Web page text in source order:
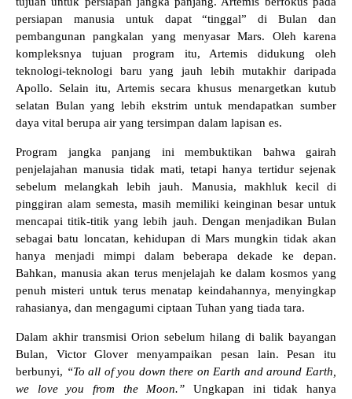
persiapan manusia untuk dapat “tinggal” di Bulan dan
pembangunan pangkalan yang menyasar Mars. Oleh karena
kompleksnya tujuan program itu, Artemis didukung oleh
teknologi-teknologi baru yang jauh lebih mutakhir daripada
Apollo. Selain itu, Artemis secara khusus menargetkan kutub
selatan Bulan yang lebih ekstrim untuk mendapatkan sumber
daya vital berupa air yang tersimpan dalam lapisan es.
Program jangka panjang ini membuktikan bahwa gairah
penjelajahan manusia tidak mati, tetapi hanya tertidur sejenak
sebelum melangkah lebih jauh. Manusia, makhluk kecil di
pinggiran alam semesta, masih memiliki keinginan besar untuk
mencapai titik-titik yang lebih jauh. Dengan menjadikan Bulan
sebagai batu loncatan, kehidupan di Mars mungkin tidak akan
hanya menjadi mimpi dalam beberapa dekade ke depan.
Bahkan, manusia akan terus menjelajah ke dalam kosmos yang
penuh misteri untuk terus menatap keindahannya, menyingkap
rahasianya, dan mengagumi ciptaan Tuhan yang tiada tara.
Dalam akhir transmisi Orion sebelum hilang di balik bayangan
Bulan, Victor Glover menyampaikan pesan lain. Pesan itu
berbunyi, “To all of you down there on Earth and around Earth,
we love you from the Moon.” Ungkapan ini tidak hanya